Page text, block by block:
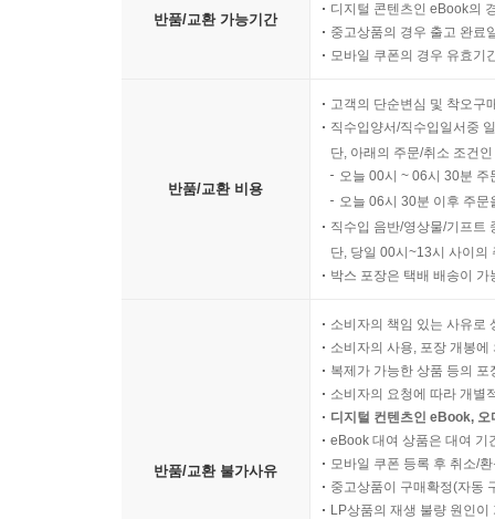
반품/교환 가능기간
디지털 콘텐츠인 eBook의
중고상품의 경우 출고 완료
모바일 쿠폰의 경우 유효기
반품/교환 비용
고객의 단순변심 및 착오구
직수입양서/직수입일서중
단, 아래의 주문/취소 조건
오늘 00시 ~ 06시 30분
오늘 06시 30분 이후 주
직수입 음반/영상물/기프트
단, 당일 00시~13시 사이의
박스 포장은 택배 배송이
반품/교환 불가사유
소비자의 책임 있는 사유로
소비자의 사용, 포장 개봉
복제가 가능한 상품 등의
소비자의 요청에 따라 개별
디지털 컨텐츠인 eBook,
eBook 대여 상품은 대여 기
모바일 쿠폰 등록 후 취소/
중고상품이 구매확정(자동
LP상품의 재생 불량 원인